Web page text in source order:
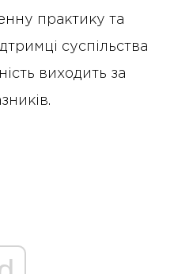
практику та
суспільства
виходить за